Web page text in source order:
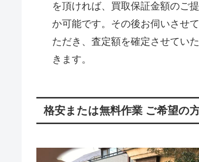
を頂ければ、買取保証金額のご
か可能です。その後お伺いさせ
ただき、査定額を確定させてい
きます。
格安または無料作業 ご希望の